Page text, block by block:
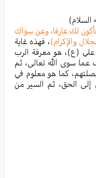
السلام)
لك عارفا، وعن سواك
والإكرام)، فهذه غاية
(ع)، هو معرفة الرب
عما سوى الله تعالى، ثم
كما هو معلوم في
إلى الحق، ثم السير من